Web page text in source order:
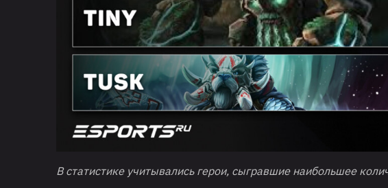
В статистике учитывались герои, сыгравшие наибольшее